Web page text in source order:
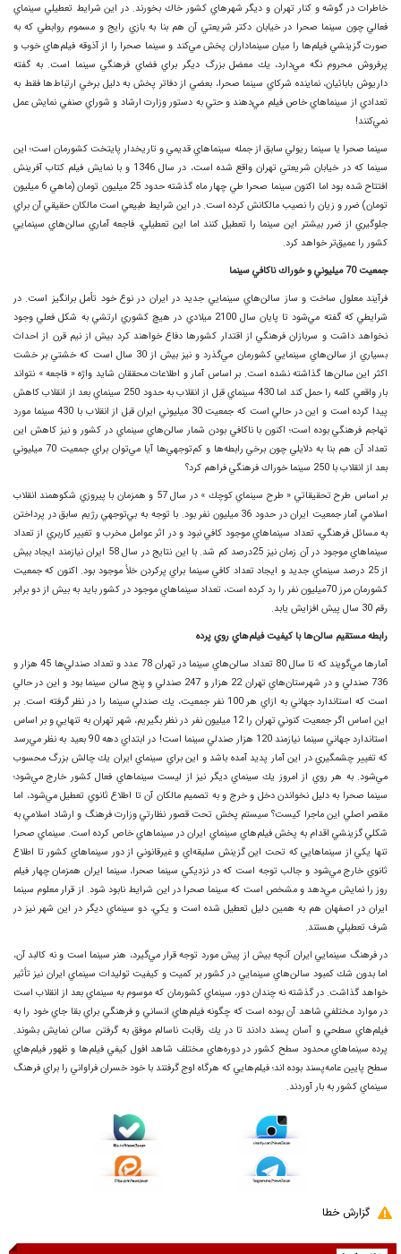
خاطرات در گوشه و كنار تهران و ديگر شهرهاي كشور خاك بخورند. در اين شرايط تعطيلي سينماي
فعالي چون سينما صحرا در خيابان دكتر شريعتي آن هم بنا به بازي رايج و مسموم روابطي كه به
صورت گزينشي فيلم‌ها را ميان سينماداران پخش مي‌كند و سينما صحرا را از آذوقه فيلم‌هاي خوب و
پرفروش محروم نگه مي‌دارد، يك معضل بزرگ ديگر براي فضاي فرهنگي سينما است. به گفته
داريوش بابائيان، نماينده شركاي سينما صحرا، بعضي از دفاتر پخش به دليل برخي ارتباط‌ها فقط به
تعدادي از سينماهاي خاص فيلم مي‌دهند و حتي به دستور وزارت ارشاد و شوراي صنفي نمايش عمل
نمي‌كنند!
سينما صحرا يا سينما ريولي سابق از جمله سينماهاي قديمي و تاريخدار پايتخت كشورمان است؛ اين
سينما كه در خيابان شريعتي‌ تهران واقع شده است، در سال 1346 و با نمايش فيلم كتاب آفرينش
افتتاح شده بود اما اكنون سينما صحرا طي چهار ماه گذشته حدود 25 ميليون تومان (ماهي 6 ميليون
تومان) ضرر و زيان را نصيب مالكانش كرده است. در اين شرايط طبيعي است مالكان حقيقي آن براي
جلوگيري از ضرر بيشتر اين سينما را تعطيل كنند اما اين تعطيلي، فاجعه آماري سالن‌هاي سينمايي
كشور را عميق‌تر خواهد كرد.
جمعيت 70 ميليوني و خوراك ناكافي سينما
فرآيند معلول ساخت و ساز سالن‌هاي سينمايي جديد در ايران در نوع خود تأمل برانگيز است. در
شرايطي كه گفته مي‌شود تا پايان سال 2100 ميلادي در هيچ كشوري ارتشي به شكل فعلي وجود
نخواهد داشت و سربازان فرهنگي از اقتدار كشورها دفاع خواهند كرد بيش از نيم قرن از احداث
بسياري از سالن‌هاي سينمايي كشورمان مي‌گذرد و نيز بيش از 30 سال است كه خشتي بر خشت
اكثر اين سالن‌ها گذاشته نشده است. بر اساس آمار و اطلاعات محققان شايد واژه « فاجعه » نتواند
بار واقعي كلمه را حمل كند اما 430 سينماي قبل از انقلاب به حدود 250 سينماي بعد از انقلاب كاهش
پيدا كرده است و اين در حالي است كه جمعيت 30 ميليوني ايران قبل از انقلاب با 430 سينما مورد
تهاجم فرهنگي بوده است؛ اكنون با ناكافي بودن شمار سالن‌هاي سينماي در كشور و نيز كاهش اين
تعداد آن هم بنا به دلايلي چون برخي رابطه‌ها و كم‌توجهي‌ها آيا مي‌توان براي جمعيت 70 ميليوني
بعد از انقلاب با 250 سينما خوراك فرهنگي فراهم كرد؟
بر اساس طرح تحقيقاتي « طرح سينماي كوچك » در سال 57 و همزمان با پيروزي شكوهمند انقلاب
اسلامي آمار جمعيت ايران در حدود 36 ميليون نفر بود. با توجه به بي‌توجهي رژيم سابق در پرداختن
به مسائل فرهنگي، تعداد سينماهاي موجود كافي نبود و در اثر عوامل مخرب و تغيير كاربري از تعداد
سينماهاي موجود در آن زمان نيز 25‌درصد كم شد. با اين نتايج در سال 58 ايران نيازمند ايجاد بيش
از 25 درصد سينماي جديد و ايجاد تعداد كافي سينما براي پر‌كردن خلأ موجود بود. اكنون كه جمعيت
كشورمان مرز 70‌ميليون نفر را رد كرده است، تعداد سينماهاي موجود در كشور بايد به بيش از دو برابر
رقم 30 سال پيش افزايش يابد.
رابطه مستقيم سالن‌ها با كيفيت فيلم‌هاي روي پرده
آمارها مي‌گويند كه تا سال 80 تعداد سالن‌هاي سينما در تهران 78 عدد و تعداد صندلي‌ها 45 هزار و
736 صندلي و در شهرستان‌هاي تهران 22 هزار و 247 صندلي و پنج سالن سينما بود و اين در حالي
است كه استاندارد جهاني به ازاي هر 100 نفر جمعيت، يك صندلي سينما را در نظر گرفته است. بر
اين اساس اگر جمعيت كنوني تهران را 12 ميليون نفر در نظر بگيريم، شهر تهران به تنهايي و بر اساس
استاندارد جهاني سينما نيازمند 120 هزار صندلي سينما است! در ابتداي دهه 90 بعيد به نظر مي‌رسد
كه تغيير چشمگيري در اين آمار پديد آمده باشد و اين براي سينماي ايران يك چالش بزرگ محسوب
مي‌شود. به هر روي از امروز يك سينماي ديگر نيز از ليست سينماهاي فعال كشور خارج مي‌شود؛
سينما صحرا به دليل نخواندن دخل و خرج و به تصميم مالكان آن تا اطلاع ثانوي تعطيل مي‌شود، اما
مقصر اصلي اين ماجرا كيست؟ سيستم پخش تحت قصور نظارتي وزارت فرهنگ و ارشاد اسلامي به
شكلي گزينشي اقدام به پخش فيلم‌هاي سينماي ايران در سينماهاي خاص كرده است. سينماي صحرا
تنها يكي از سينماهايي كه تحت اين گزينش سليقه‌اي و غير‌قانوني از دور سينماهاي كشور تا اطلاع
ثانوي خارج مي‌شود و جالب توجه است كه در نزديكي سينما صحرا، سينما ايران همزمان چهار فيلم
روز را نمايش مي‌دهد و مشخص است كه سينما صحرا در اين شرايط نابود شود. از قرار معلوم سينما
ايران در اصفهان هم به همين دليل تعطيل شده است و يكي، دو سينماي ديگر در اين شهر نيز در
شرف تعطيلي هستند.
در فرهنگ سينمايي ايران آنچه بيش از پيش مورد توجه قرار مي‌گيرد، هنر سينما است و نه كالبد آن،
اما بدون شك كمبود سالن‌هاي سينمايي در كشور بر كميت و كيفيت توليدات سينماي ايران نيز تأثير
خواهد گذاشت. در گذشته نه چندان دور، سينماي كشورمان كه موسوم به سينماي بعد از انقلاب است
در موارد مختلفي شاهد آن بوده است كه چگونه فيلم‌هاي انساني و فرهنگي براي بقا جاي خود را به
فيلم‌هاي سطحي و آسان پسند دادند تا در يك رقابت ناسالم موفق به گرفتن سالن نمايش بشوند.
پرده سينماهاي محدود سطح كشور در دوره‌هاي مختلف شاهد افول كيفي فيلم‌ها و ظهور فيلم‌هاي
سطح پايين عامه‌پسند بوده اند؛ فيلم‌هايي كه هرگاه اوج گرفتند با خود خسران فراواني را براي فرهنگ
سينماي كشور به بار آوردند.
گزارش خطا